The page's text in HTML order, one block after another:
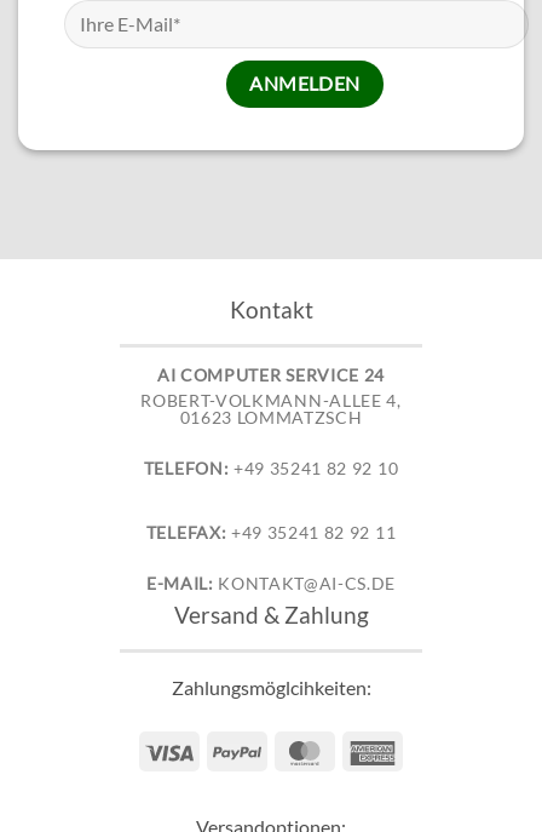
Kontakt
AI COMPUTER SERVICE 24
ROBERT-VOLKMANN-ALLEE 4,
01623 LOMMATZSCH
TELEFON: +49 35241 82 92 10
TELEFAX: +49 35241 82 92 11
E-MAIL: KONTAKT@AI-CS.DE
Versand & Zahlung
Zahlungsmöglcihkeiten:
Visa PayPal MasterCard
Versandoptionen: